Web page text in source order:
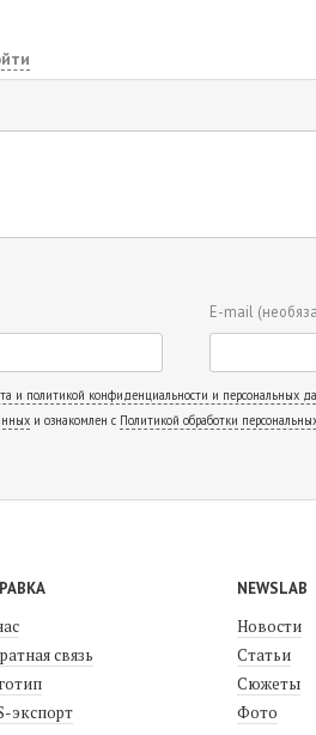
E-mail
и политикой конфиденциальности и персональных
и ознакомлен с Политикой обработки
связь
экспорт
NEWSLAB
Новости
Статьи
Сюжеты
Фото